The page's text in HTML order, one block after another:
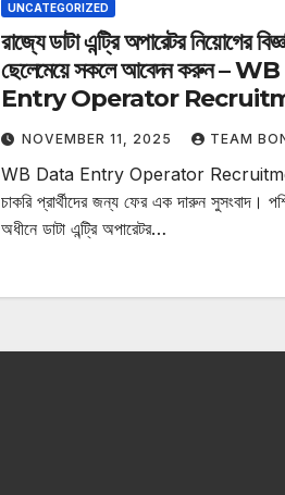
UNCATEGORIZED
রাজ্যে ডাটা এন্ট্রি অপারেটর নিয়োগের
ছেলেমেয়ে সকলে আবেদন করুন –
Entry Operator
NOVEMBER 11, 2025 TEAM
WB Data Entry Operator Recruitment
চাকরি প্রার্থীদের জন্য ফের এক দারুন সুসংবাদ।
অধীনে ডাটা এন্ট্রি অপারেটর…